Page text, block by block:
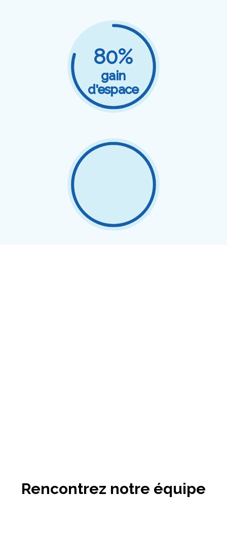
80%
gain
d'espace
Rencontrez notre équipe